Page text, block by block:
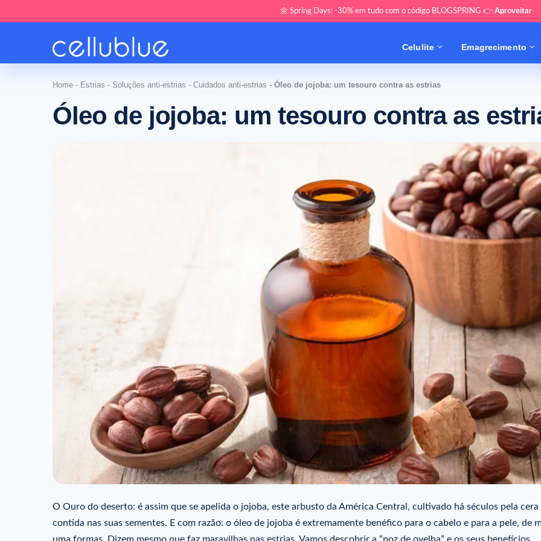
🌼 Spring Days: -30% em tudo com o código BLOGSPRING 👉 Aproveitar
Celulite Emagrecimento
Home - Estrias - Soluções anti-estrias - Cuidados anti-estrias - Óleo de jojoba: um tesouro contra as estrias
Óleo de jojoba: um tesouro contra as
O Ouro do deserto: é assim que se apelida o jojoba, este arbusto da América Central, cultivado há séculos pela cera
contida nas suas sementes. E com razão: o óleo de jojoba é extremamente benéfico para o cabelo e para a pele, de